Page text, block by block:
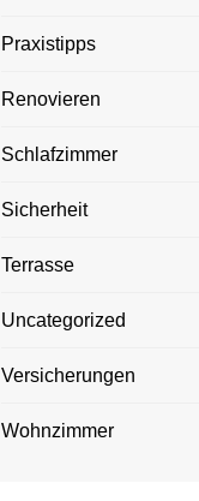
Praxistipps
Renovieren
Schlafzimmer
Sicherheit
Terrasse
Uncategorized
Versicherungen
Wohnzimmer